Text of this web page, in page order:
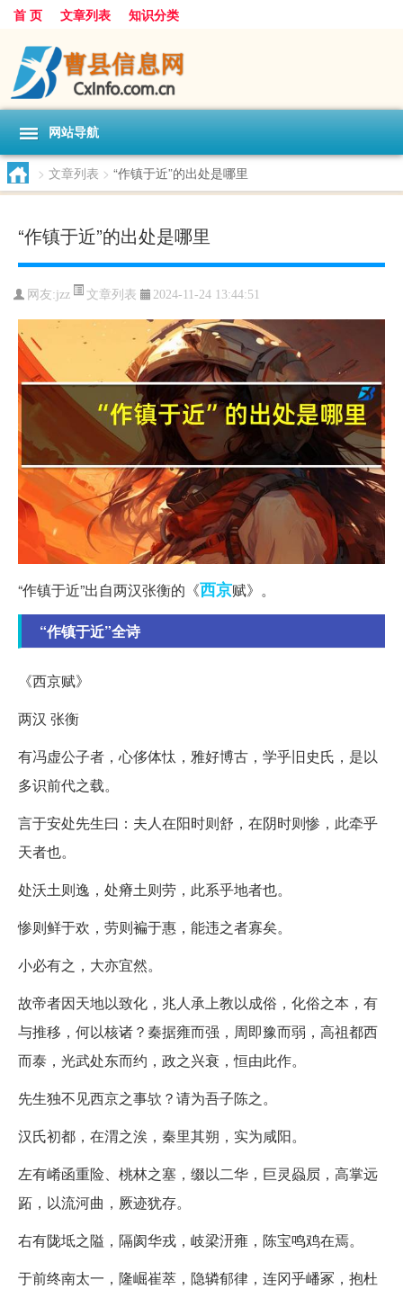
首 页 文章列表 知识分类
网站导航
> 文章列表 > “作镇于近”的出处是哪里
“作镇于近”的出处是哪里
网友:jzz 文章列表 2024-11-24 13:44:51
“作镇于近”出自两汉张衡的《西京赋》。
“作镇于近”全诗
《西京赋》
两汉 张衡
有冯虚公子者，心侈体忲，雅好博古，学乎旧史氏，是以
多识前代之载。
言于安处先生曰：夫人在阳时则舒，在阴时则惨，此牵乎
天者也。
处沃土则逸，处瘠土则劳，此系乎地者也。
惨则鲜于欢，劳则褊于惠，能违之者寡矣。
小必有之，大亦宜然。
故帝者因天地以致化，兆人承上教以成俗，化俗之本，有
与推移，何以核诸？秦据雍而强，周即豫而弱，高祖都西
而泰，光武处东而约，政之兴衰，恒由此作。
先生独不见西京之事欤？请为吾子陈之。
汉氏初都，在渭之涘，秦里其朔，实为咸阳。
左有崤函重险、桃林之塞，缀以二华，巨灵赑屃，高掌远
跖，以流河曲，厥迹犹存。
右有陇坻之隘，隔阂华戎，岐梁汧雍，陈宝鸣鸡在焉。
于前终南太一，隆崛崔萃，隐辚郁律，连冈乎嶓冢，抱杜